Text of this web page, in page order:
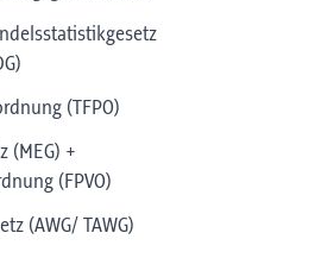
(TFPO)
(MEG) +
(FPVO)
(AWG/ TAWG)